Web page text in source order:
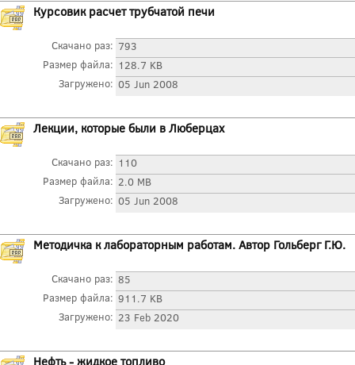
Курсовик расчет трубчатой печи
Скачано раз: 793
Размер файла: 128.7 KB
Загружено: 05 Jun 2008
Лекции, которые были в Люберцах
Скачано раз: 110
Размер файла: 2.0 MB
Загружено: 05 Jun 2008
Методичка к лабораторным работам. Автор Гольберг Г.Ю.
Скачано раз: 85
Размер файла: 911.7 KB
Загружено: 23 Feb 2020
Нефть - жидкое топливо